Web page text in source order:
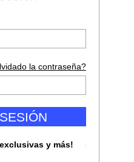
la contraseña?
y más!